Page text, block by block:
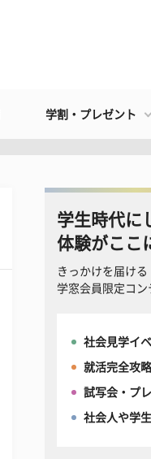
学割・プレゼント
学生時代に
体験がここ
きっかけを届ける
学窓会員限定コン
社会見学イ
就活完全攻
試写会・プ
社会人や学